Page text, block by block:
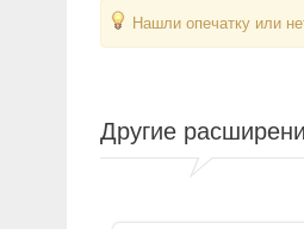
Нашли опечатку или
Другие